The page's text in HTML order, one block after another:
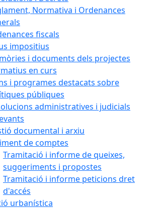
Normativa i Ordenances
fiscals
impositius
i documents dels projectes
en curs
i programes destacats sobre
públiques
administratives i judicials
documental i arxiu
de comptes
Tramitació i informe de queixes,
suggeriments i propostes
Tramitació i informe peticions dret
d'accés
urbanística